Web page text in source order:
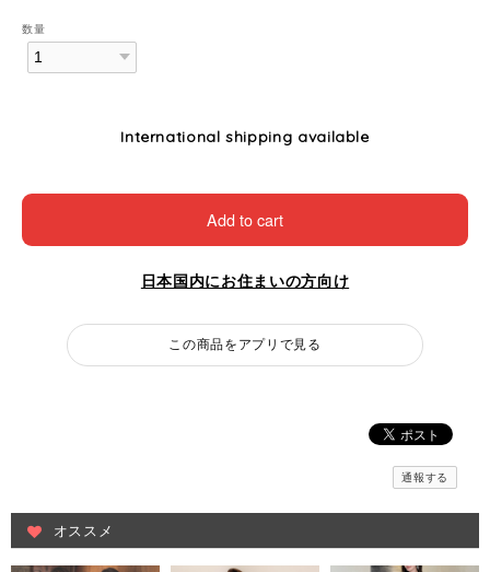
数量
International shipping available
Add to cart
日本国内にお住まいの方向け
この商品をアプリで見る
通報する
オススメ